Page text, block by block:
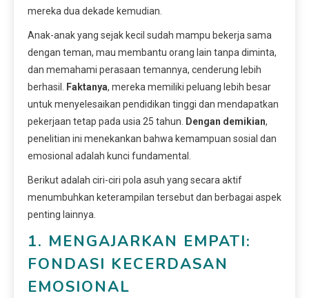
mereka dua dekade kemudian.
Anak-anak yang sejak kecil sudah mampu bekerja sama
dengan teman, mau membantu orang lain tanpa diminta,
dan memahami perasaan temannya, cenderung lebih
berhasil.
Faktanya, mereka memiliki peluang lebih besar
untuk menyelesaikan pendidikan tinggi dan mendapatkan
pekerjaan tetap pada usia 25 tahun.
Dengan demikian,
penelitian ini menekankan bahwa kemampuan sosial dan
emosional adalah kunci fundamental.
Berikut adalah ciri-ciri pola asuh yang secara aktif
menumbuhkan keterampilan tersebut dan berbagai aspek
penting lainnya.
1. MENGAJARKAN EMPATI:
FONDASI KECERDASAN
EMOSIONAL